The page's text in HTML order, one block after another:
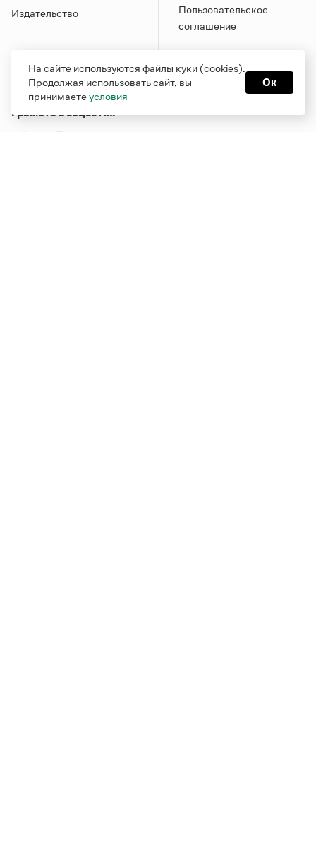
Издательство
Пользовательское
соглашение
Грамота в соцсетях
На сайте используются файлы куки (cookies).
Продолжая использовать сайт, вы
принимаетеусловия
Ок